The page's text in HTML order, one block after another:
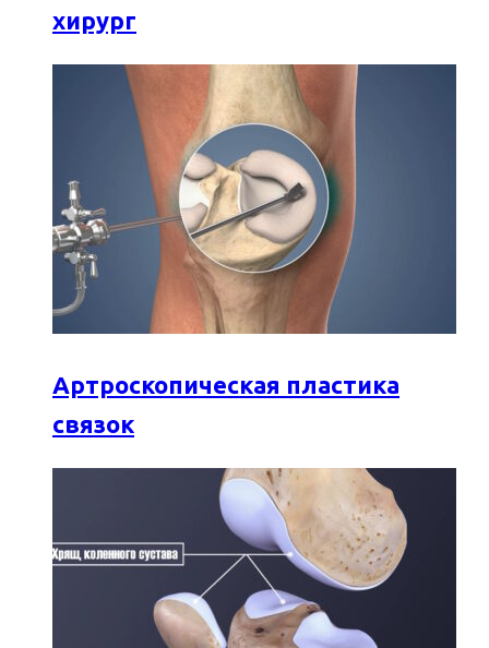
хирург
Артроскопическая пластика
связок